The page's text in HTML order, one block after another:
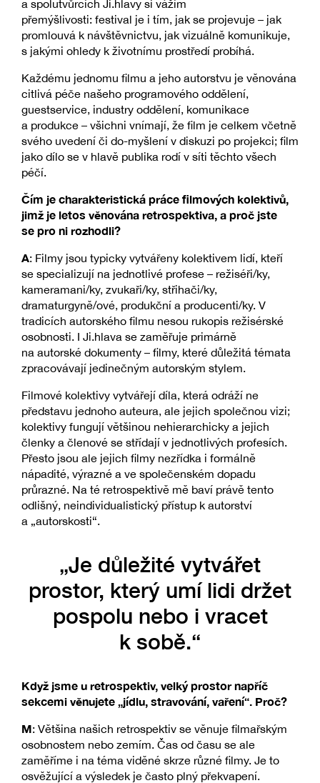
a spolutvůrcích Ji.hlavy si vážím
přemýšlivosti: festival je i tím, jak se projevuje – jak
promlouvá k návštěvnictvu, jak vizuálně komunikuje,
s jakými ohledy k životnímu prostředí probíhá.
Každému jednomu filmu a jeho autorstvu je věnována
citlivá péče našeho programového oddělení,
guestservice, industry oddělení, komunikace
a produkce – všichni vnímají, že film je celkem včetně
svého uvedení či do-myšlení v diskuzi po projekci; film
jako dílo se v hlavě publika rodí v síti těchto všech
péčí.
Čím je charakteristická práce filmových kolektivů,
jimž je letos věnována retrospektiva, a proč jste
se pro ni rozhodli?
A: Filmy jsou typicky vytvářeny kolektivem lidí, kteří
se specializují na jednotlivé profese – režiséři/ky,
kameramani/ky, zvukaři/ky, střihači/ky,
dramaturgyně/ové, produkční a producenti/ky. V
tradicích autorského filmu nesou rukopis režisérské
osobnosti. I Ji.hlava se zaměřuje primárně
na autorské dokumenty – filmy, které důležitá témata
zpracovávají jedinečným autorským stylem.
Filmové kolektivy vytvářejí díla, která odráží ne
představu jednoho auteura, ale jejich společnou vizi;
kolektivy fungují většinou nehierarchicky a jejich
členky a členové se střídají v jednotlivých profesích.
Přesto jsou ale jejich filmy nezřídka i formálně
nápadité, výrazné a ve společenském dopadu
průrazné. Na té retrospektivě mě baví právě tento
odlišný, neindividualistický přístup k autorství
a „autorskosti“.
„Je důležité vytvářet
prostor, který umí lidi držet
pospolu nebo i vracet
k sobě.“
Když jsme u retrospektiv, velký prostor napříč
sekcemi věnujete „jídlu, stravování, vaření“. Proč?
M: Většina našich retrospektiv se věnuje filmařským
osobnostem nebo zemím. Čas od času se ale
zaměříme i na téma viděné skrze různé filmy. Je to
osvěžující a výsledek je často plný překvapení.